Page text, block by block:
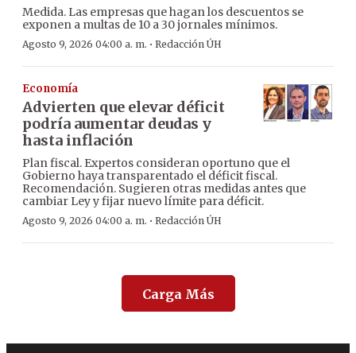
Medida. Las empresas que hagan los descuentos se
exponen a multas de 10 a 30 jornales mínimos.
Agosto 9, 2026 04:00 a. m. · Redacción ÚH
Economía
Advierten que elevar déficit
podría aumentar deudas y
hasta inflación
Plan fiscal. Expertos consideran oportuno que el
Gobierno haya transparentado el déficit fiscal.
Recomendación. Sugieren otras medidas antes que
cambiar Ley y fijar nuevo límite para déficit.
Agosto 9, 2026 04:00 a. m. · Redacción ÚH
Carga Más